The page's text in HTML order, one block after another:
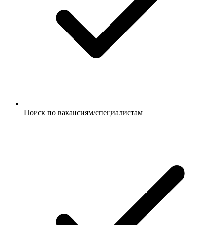
Поиск по вакансиям/специалистам